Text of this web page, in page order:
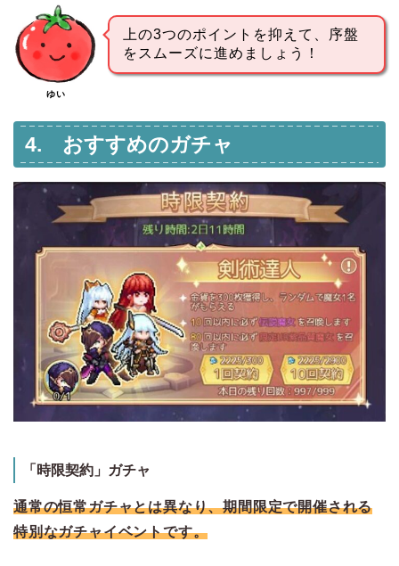
ゆい
上の3つのポイントを抑えて、序盤
をスムーズに進めましょう！
4. おすすめのガチャ
「時限契約」ガチャ
通常の恒常ガチャとは異なり、期間限定で開催される
特別なガチャイベントです。